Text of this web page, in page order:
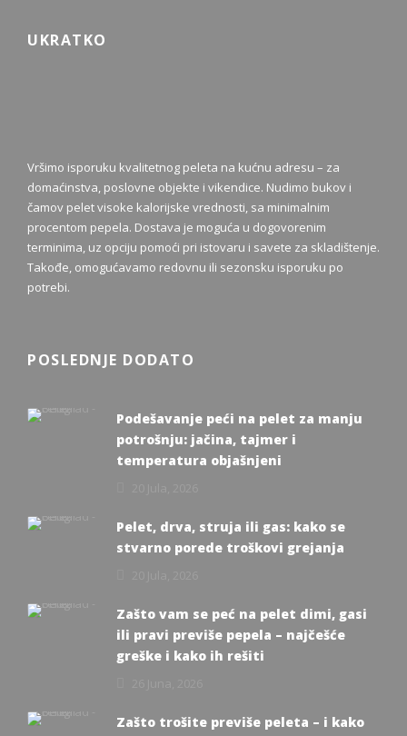
UKRATKO
Vršimo isporuku kvalitetnog peleta na kućnu adresu – za
domaćinstva, poslovne objekte i vikendice. Nudimo bukov i
čamov pelet visoke kalorijske vrednosti, sa minimalnim
procentom pepela. Dostava je moguća u dogovorenim
terminima, uz opciju pomoći pri istovaru i savete za skladištenje.
Takođe, omogućavamo redovnu ili sezonsku isporuku po
potrebi.
POSLEDNJE DODATO
Podešavanje peći na pelet za manju
potrošnju: jačina, tajmer i
temperatura objašnjeni
Pelet, drva, struja ili gas: kako se
stvarno porede troškovi grejanja
Zašto vam se peć na pelet dimi, gasi
ili pravi previše pepela – najčešće
greške i kako ih rešiti
Zašto trošite previše peleta – i kako